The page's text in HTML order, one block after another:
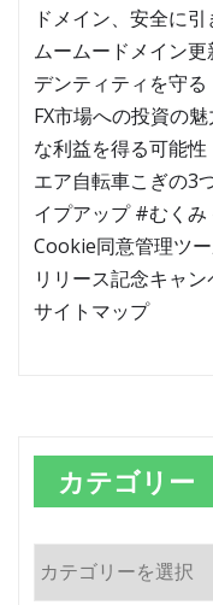
ドメイン、安全に
ムームードメイン
デンティティを守る
FX市場への投資の
な利益を得る可能性
エア自転車こぎの3
イプアップ #むくみ
Cookie同意管理ツ
リリース記念キャン
サイトマップ
カテゴリー
カ
テ